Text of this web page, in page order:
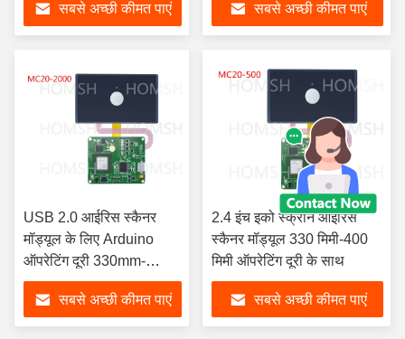
सबसे अच्छी कीमत पाएं सबसे अच्छी कीमत पाएं
USB 2.0 आईरिस स्कैनर
मॉड्यूल के लिए Arduino
ऑपरेटिंग दूरी 330mm-
400mm
सबसे अच्छी कीमत पाएं
2.4 इंच इको स्क्रीन आईरिस
स्कैनर मॉड्यूल 330 मिमी-400
मिमी ऑपरेटिंग दूरी के साथ
सबसे अच्छी कीमत पाएं